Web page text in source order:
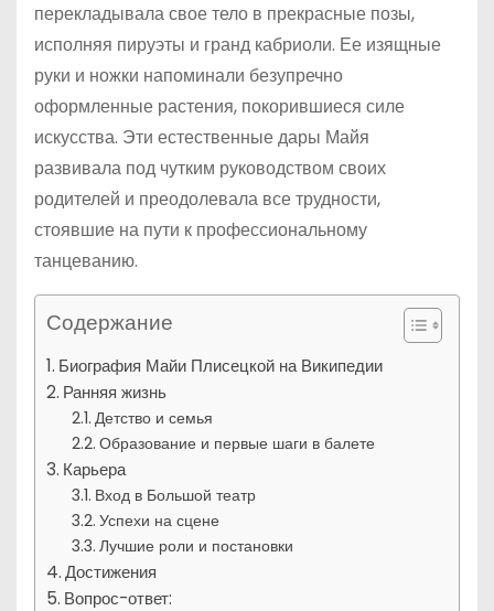
перекладывала свое тело в прекрасные позы,
исполняя пируэты и гранд кабриоли. Ее изящные
руки и ножки напоминали безупречно
оформленные растения, покорившиеся силе
искусства. Эти естественные дары Майя
развивала под чутким руководством своих
родителей и преодолевала все трудности,
стоявшие на пути к профессиональному
танцеванию.
Содержание
Биография Майи Плисецкой на Википедии
Ранняя жизнь
Детство и семья
Образование и первые шаги в балете
Карьера
Вход в Большой театр
Успехи на сцене
Лучшие роли и постановки
Достижения
Вопрос-ответ: